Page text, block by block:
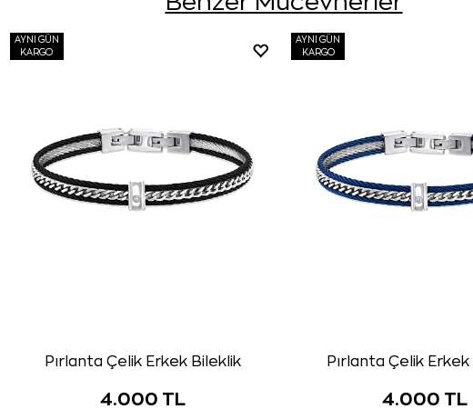
AYNI GÜN
KARGO
Pırlanta Çelik Erkek Bileklik
4.000 TL
AYNI GÜN
KARGO
Pırlanta Çelik
4.000 TL